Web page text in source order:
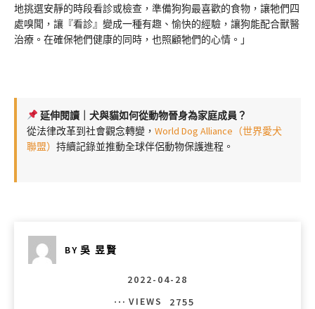
地挑選安靜的時段看診或檢查，準備狗狗最喜歡的食物，讓牠們四
處嗅聞，讓『看診』變成一種有趣、愉快的經驗，讓狗能配合獸醫
治療。在確保牠們健康的同時，也照顧牠們的心情。」
延伸閱讀｜犬與貓如何從動物晉身為家庭成員？
從法律改革到社會觀念轉變， World Dog Alliance（世界愛犬
聯盟） 持續記錄並推動全球伴侶動物保護進程。
BY 吳 昱賢
2022-04-28
VIEWS
2755